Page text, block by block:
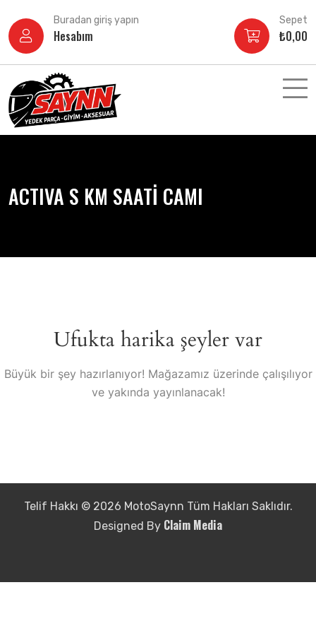
atla
Buradan giriş yapın
Hesabım
Sepet
₺0,00
ACTIVA S KM SAATİ CAMI
Ufukta harika şeyler var
Büyük bir şey hazırlanıyor! Mağazamız üzerinde çalışılıyor
ve yakında yayınlanacak!
Telif Hakkı © 2026 MotoSaynn Tüm Hakları Saklıdır.
Designed By Claim Media